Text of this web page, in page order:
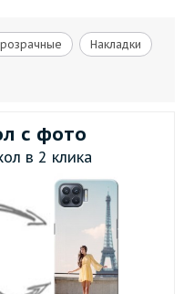
Накладки
с фото
в 2 клика